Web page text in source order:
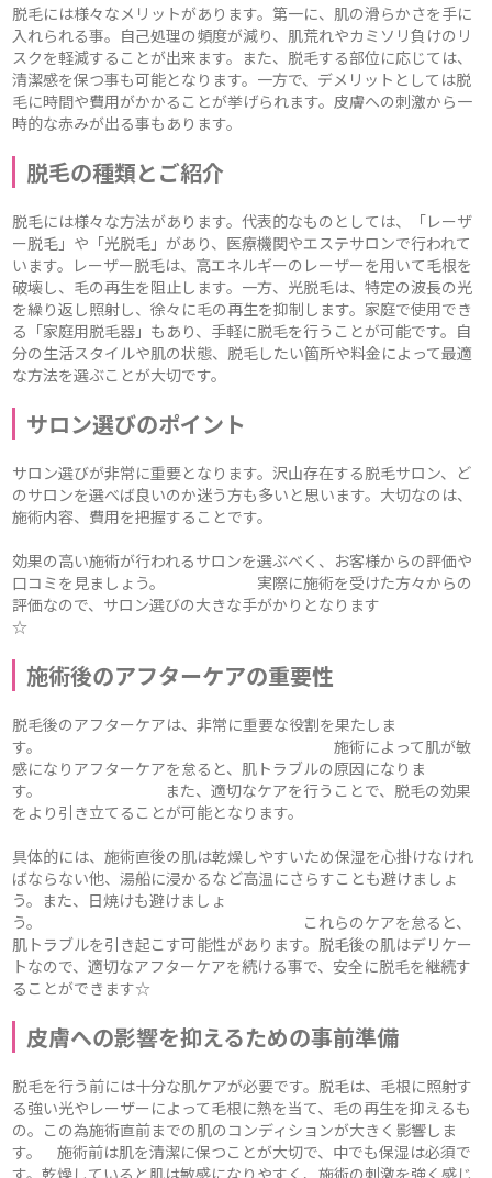
脱毛には様々なメリットがあります。第一に、肌の滑らかさを手に
入れられる事。自己処理の頻度が減り、肌荒れやカミソリ負けのリ
スクを軽減することが出来ます。また、脱毛する部位に応じては、
清潔感を保つ事も可能となります。一方で、デメリットとしては脱
毛に時間や費用がかかることが挙げられます。皮膚への刺激から一
時的な赤みが出る事もあります。
脱毛の種類とご紹介
脱毛には様々な方法があります。代表的なものとしては、「レーザ
ー脱毛」や「光脱毛」があり、医療機関やエステサロンで行われて
います。レーザー脱毛は、高エネルギーのレーザーを用いて毛根を
破壊し、毛の再生を阻止します。一方、光脱毛は、特定の波長の光
を繰り返し照射し、徐々に毛の再生を抑制します。家庭で使用でき
る「家庭用脱毛器」もあり、手軽に脱毛を行うことが可能です。自
分の生活スタイルや肌の状態、脱毛したい箇所や料金によって最適
な方法を選ぶことが大切です。
サロン選びのポイント
サロン選びが非常に重要となります。沢山存在する脱毛サロン、ど
のサロンを選べば良いのか迷う方も多いと思います。大切なのは、
施術内容、費用を把握することです。
効果の高い施術が行われるサロンを選ぶべく、お客様からの評価や
口コミを見ましょう。 実際に施術を受けた方々からの
評価なので、サロン選びの大きな手がかりとなります
☆
施術後のアフターケアの重要性
脱毛後のアフターケアは、非常に重要な役割を果たしま
す。 施術によって肌が敏
感になりアフターケアを怠ると、肌トラブルの原因になりま
す。 また、適切なケアを行うことで、脱毛の効果
をより引き立てることが可能となります。
具体的には、施術直後の肌は乾燥しやすいため保湿を心掛けなけれ
ばならない他、湯船に浸かるなど高温にさらすことも避けましょ
う。また、日焼けも避けましょ
う。 これらのケアを怠ると、
肌トラブルを引き起こす可能性があります。脱毛後の肌はデリケー
トなので、適切なアフターケアを続ける事で、安全に脱毛を継続す
ることができます☆
皮膚への影響を抑えるための事前準備
脱毛を行う前には十分な肌ケアが必要です。脱毛は、毛根に照射す
る強い光やレーザーによって毛根に熱を当て、毛の再生を抑えるも
の。この為施術直前までの肌のコンディションが大きく影響しま
す。 施術前は肌を清潔に保つことが大切で、中でも保湿は必須で
す。乾燥していると肌は敏感になりやすく、施術の刺激を強く感じ